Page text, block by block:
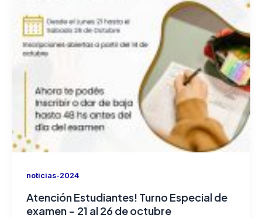
noticias-2024
Atención Estudiantes! Turno Especial de
examen – 21 al 26 de octubre